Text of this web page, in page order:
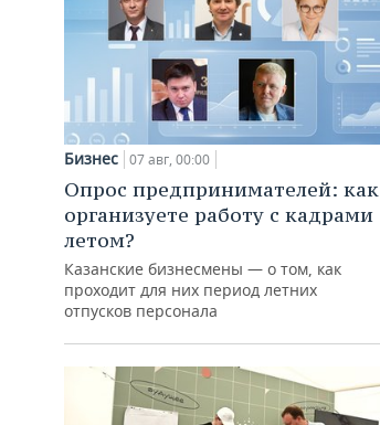
Бизнес 07 авг, 00:00
Опрос предпринимателей: как
организуете работу с кадрами
летом?
Казанские бизнесмены — о том, как
проходит для них период летних
отпусков персонала